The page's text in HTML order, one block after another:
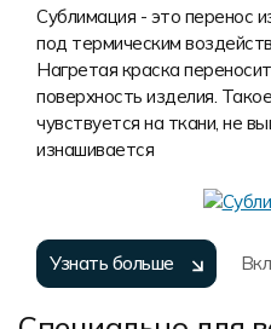
Сублимация - это перенос
под термическим
Нагретая краска
поверхность изделия.
чувствуется на ткани, не
изнашивается
Узнать больше